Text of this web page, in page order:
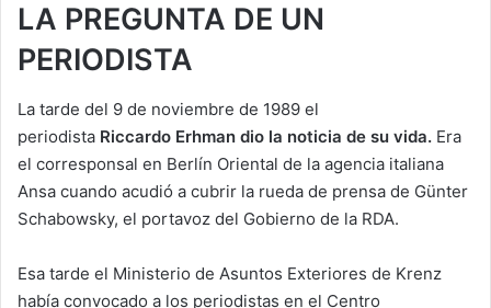
LA PREGUNTA DE UN
PERIODISTA
La tarde del 9 de noviembre de 1989 el
periodista Riccardo Erhman dio la noticia de su vida. Era
el corresponsal en Berlín Oriental de la agencia italiana
Ansa cuando acudió a cubrir la rueda de prensa de Günter
Schabowsky, el portavoz del Gobierno de la RDA.
Esa tarde el Ministerio de Asuntos Exteriores de Krenz
había convocado a los periodistas en el Centro